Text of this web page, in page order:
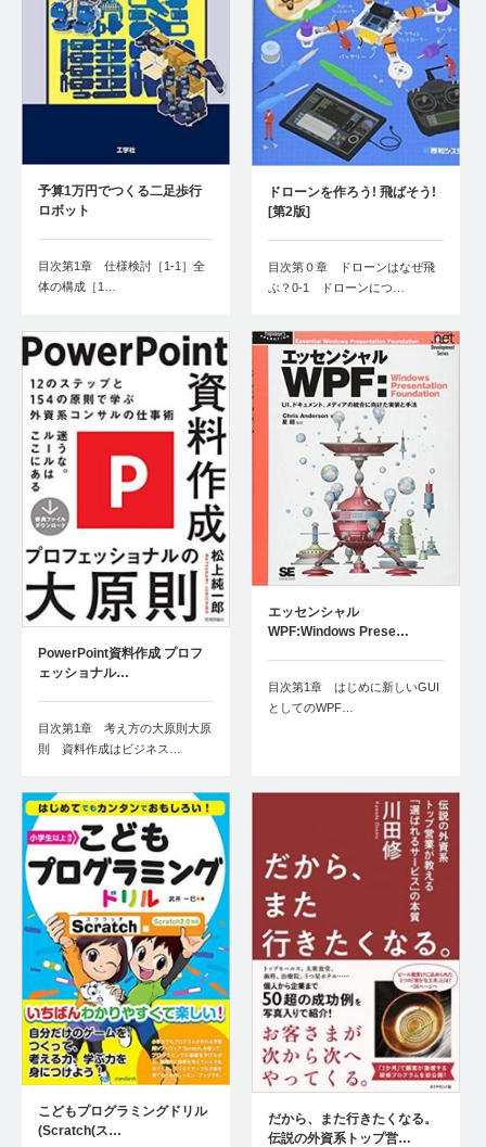
予算1万円でつくる二足歩行
ロボット
目次第1章 仕様検討［1-1］全
体の構成［1…
ドローンを作ろう! 飛ばそう!
[第2版]
目次第０章 ドローンはなぜ飛
ぶ？0‐1 ドローンにつ…
PowerPoint資料作成 プロフ
ェッショナル…
目次第1章 考え方の大原則大原
則 資料作成はビジネス…
エッセンシャル
WPF:Windows Prese…
目次第1章 はじめに新しいGUI
としてのWPF…
こどもプログラミングドリル
(Scratch(ス…
だから、また行きたくなる。
伝説の外資系トップ営…